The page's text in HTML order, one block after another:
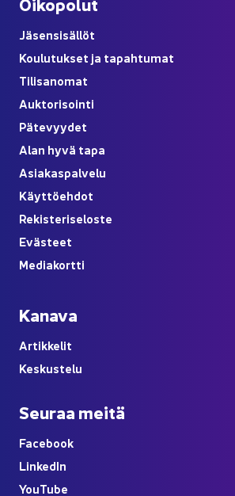
Jä­sen­si­säl­löt
Kou­lu­tuk­set ja ta­pah­tu­mat
Ti­li­sa­no­mat
Auk­to­ri­soin­ti
Pä­te­vyy­det
Alan hyvä tapa
Asia­kas­pal­ve­lu
Käyt­tö­eh­dot
Re­kis­te­ri­se­los­te
Eväs­teet
Me­dia­kort­ti
Ka­na­va
Ar­tik­ke­lit
Kes­kus­te­lu
Seu­raa meitä
Face­book
Lin­ke­dIn
YouTube